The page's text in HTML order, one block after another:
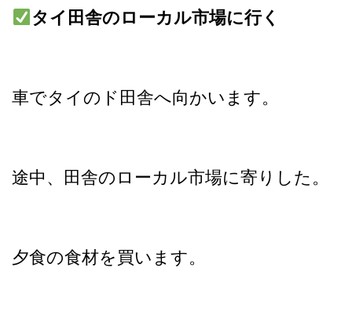
タイ田舎のローカル市場に行く
車でタイのド田舎へ向かいます。
途中、田舎のローカル市場に寄りした。
夕食の食材を買います。